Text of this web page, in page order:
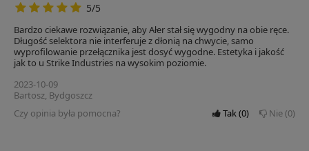
5/5
Bardzo ciekawe rozwiązanie, aby Ałer stał się wygodny na obie ręce.
Długość selektora nie interferuje z dłonią na chwycie, samo
wyprofilowanie przełącznika jest dosyć wygodne. Estetyka i jakość
jak to u Strike Industries na wysokim poziomie.
2023-10-09
Bartosz, Bydgoszcz
Czy opinia była pomocna?
Tak 0 Nie 0